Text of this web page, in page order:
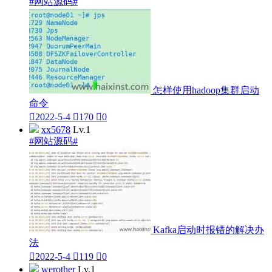
怎样使用hadoop集群启动
命令
2022-5-4 170 0
xx5678 Lv.1
#网站源码#
Kafka启动时报错的解决办
法
2022-5-4 119 0
werother Lv.1